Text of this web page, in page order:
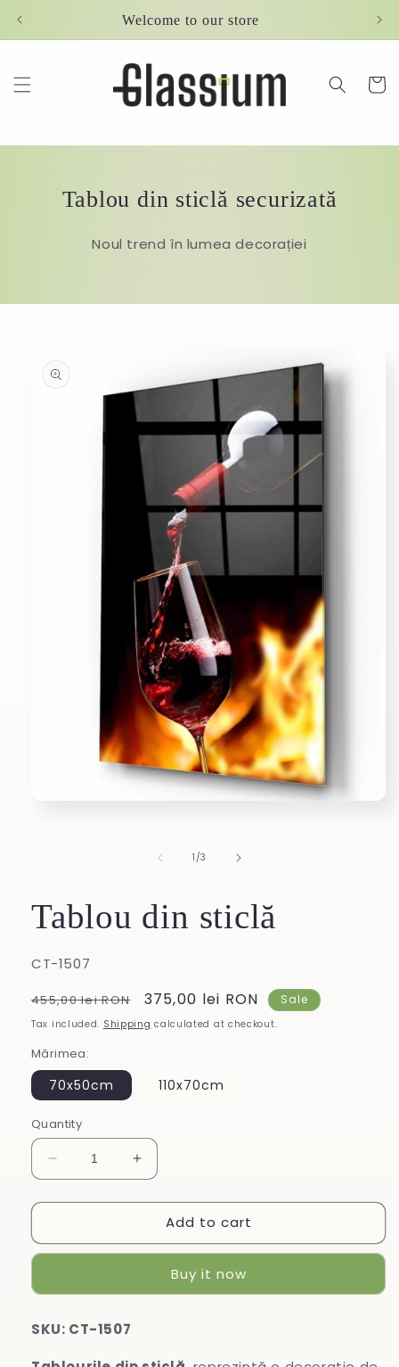
Welcome to our store
Cart
Tablou din sticlă securizată
Noul trend în lumea decorației
product
information
1 /of
3
Tablou din sticlă
SKU:
CT-1507
Regular
price
455,00 lei RON
Sale
price
375,00 lei RON Sale
Tax included. Shipping calculated at checkout.
Mărimea:
70x50cm 110x70cm
Quantity
Decrease
quantity
for
din
sticlă
Increase
quantity
for
Tablou
din
sticlă
Add to cart
Buy it now
SKU: CT-1507